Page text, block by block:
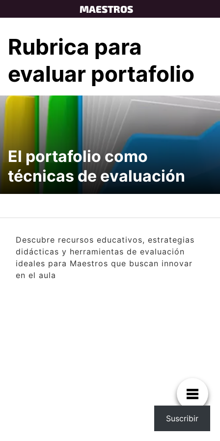
to
MAESTROS
Rubrica para
evaluar portafolio
El portafolio como
técnicas de evaluación
Descubre recursos educativos, estrategias
didácticas y herramientas de evaluación
ideales para Maestros que buscan innovar
en el aula
Suscribir